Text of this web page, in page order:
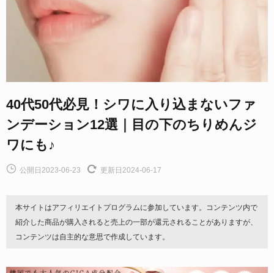
40代50代必見！シワに入り込まないファ
ンデーション12選｜目の下のちりめんジ
ワにも♪
公開日2023-06-23 更新日2024-06-17
本サイトはアフィリエイトプログラムに参加しています。コンテンツ内で
紹介した商品が購入されると売上の一部が還元されることがありますが、
コンテンツは自主的な意思で作成しています。